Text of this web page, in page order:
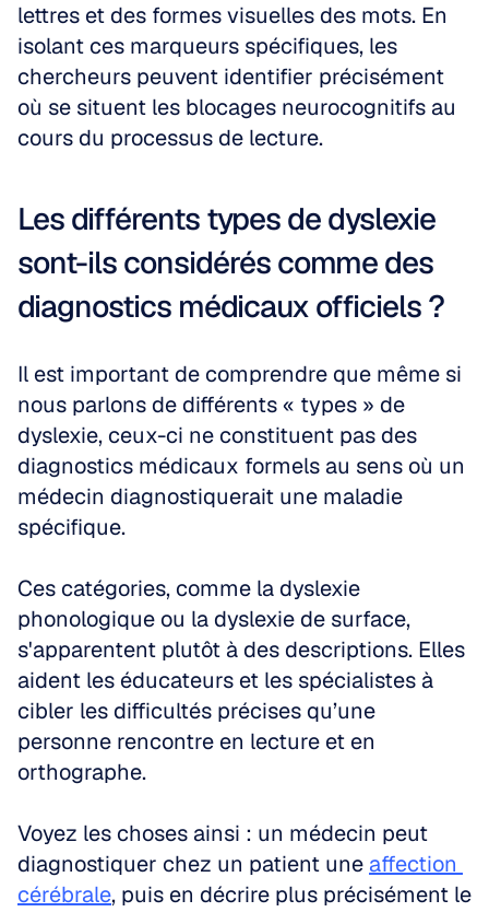
lettres et des formes visuelles des mots. En
isolant ces marqueurs spécifiques, les
chercheurs peuvent identifier précisément
où se situent les blocages neurocognitifs au
cours du processus de lecture.
Les différents types de dyslexie
sont-ils considérés comme des
diagnostics médicaux officiels ?
Il est important de comprendre que même si
nous parlons de différents « types » de
dyslexie, ceux-ci ne constituent pas des
diagnostics médicaux formels au sens où un
médecin diagnostiquerait une maladie
spécifique.
Ces catégories, comme la dyslexie
phonologique ou la dyslexie de surface,
s'apparentent plutôt à des descriptions. Elles
aident les éducateurs et les spécialistes à
cibler les difficultés précises qu’une
personne rencontre en lecture et en
orthographe.
Voyez les choses ainsi : un médecin peut
diagnostiquer chez un patient une affection
cérébrale, puis en décrire plus précisément le